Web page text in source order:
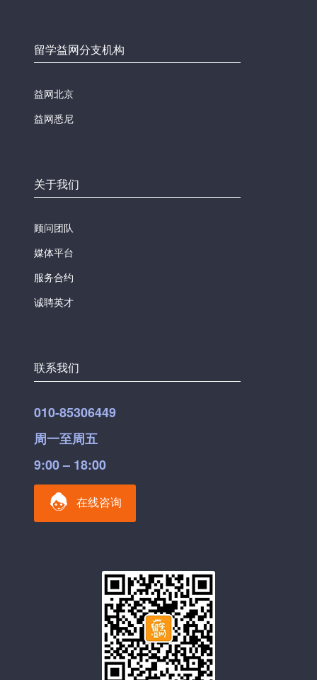
留学益网分支机构
益网北京
益网悉尼
关于我们
顾问团队
媒体平台
服务合约
诚聘英才
联系我们
010-85306449
周一至周五
9:00 – 18:00
在线咨询